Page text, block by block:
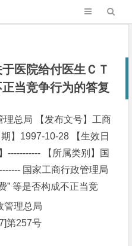
医院给付医生ＣＴ
当竞争行为的答复
理总局 【发布文号】工商
】1997-10-28 【生效日
----------- 【所属类别】国
国家工商行政管理局
” 等是否构成不正当竞
管理总局
第257号